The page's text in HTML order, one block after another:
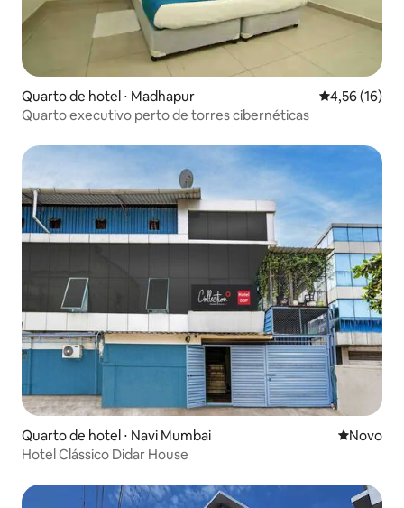
Quarto de hotel ⋅ Madhapur 4,56 de uma
4,56 (16)
Quarto executivo perto de torres cibernéticas
Quarto de hotel ⋅ Navi Mumbai Novo
Novo
Hotel Clássico Didar House